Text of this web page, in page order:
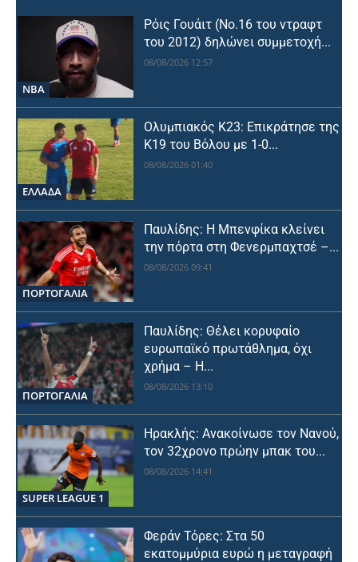
NBA
Ρόις Γουάιτ (Νο.16 του ντραφτ
του 2012) δηλώνει συμμετοχή...
08/08/2026 12:57
ΕΛΛΑΔΑ
Ολυμπιακός Κ23: Επικράτησε της
Κ19 του Βόλου με 1-0...
08/08/2026 01:40
ΠΟΡΤΟΓΑΛΙΑ
Παυλίδης: Η Μπενφίκα κλείνει
την πόρτα στη Φενερμπαχτσέ –...
08/08/2026 09:41
ΠΟΡΤΟΓΑΛΙΑ
Παυλίδης: Θέλει κορυφαίο
ευρωπαϊκό πρωτάθλημα, όχι
χρήμα – Η...
08/08/2026 13:10
SUPER LEAGUE 1
Ηρακλής: Ανακοίνωσε τον Νανού,
τον 32χρονο πρώην μπακ του...
08/08/2026 14:41
Φεράν Τόρες: Στα 50
εκατομμύρια ευρώ η μεταγραφή